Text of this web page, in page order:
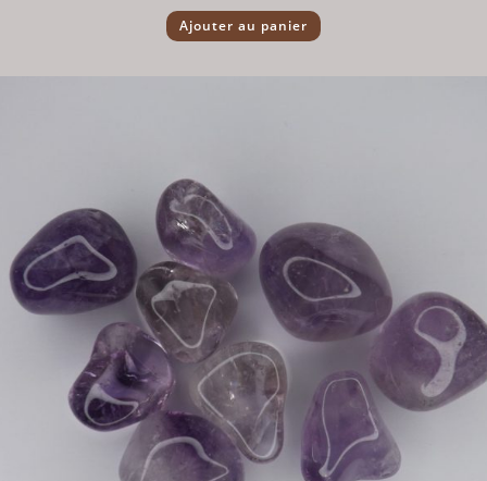
Ajouter au panier